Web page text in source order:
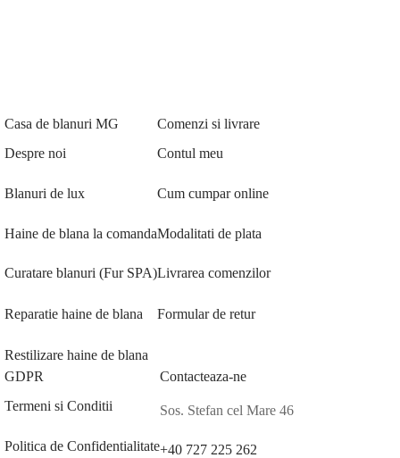
Casa de blanuri MG
Despre noi
Blanuri de lux
Haine de blana la comanda
Curatare blanuri (Fur SPA)
Reparatie haine de blana
Restilizare haine de blana
Comenzi si livrare
Contul meu
Cum cumpar online
Modalitati de plata
Livrarea comenzilor
Formular de retur
GDPR
Termeni si Conditii
Politica de Confidentialitate
Contacteaza-ne
Sos. Stefan cel Mare 46
+40 727 225 262